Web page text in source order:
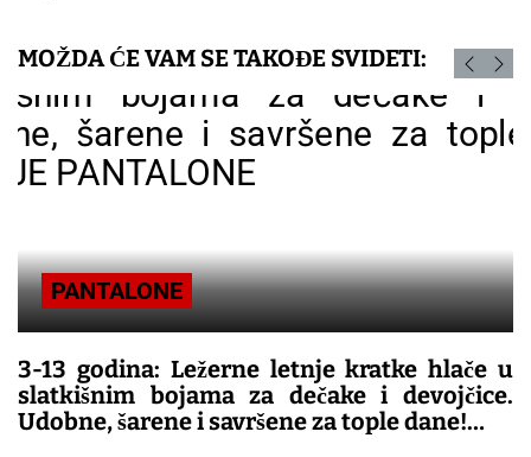
MOŽDA ĆE VAM SE TAKOĐE SVIDETI:
PANTALONE
3-13 godina: Ležerne letnje kratke hlače u
slatkišnim bojama za dečake i devojčice.
Udobne, šarene i savršene za tople dane!